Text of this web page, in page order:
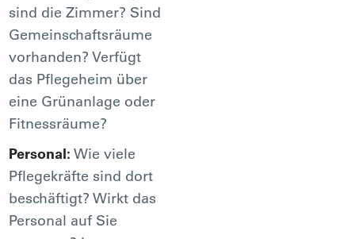
sind die Zimmer? Sind
Gemeinschaftsräume
vorhanden? Verfügt
das Pflegeheim über
eine Grünanlage oder
Fitnessräume?
Personal: Wie viele
Pflegekräfte sind dort
beschäftigt? Wirkt das
Personal auf Sie